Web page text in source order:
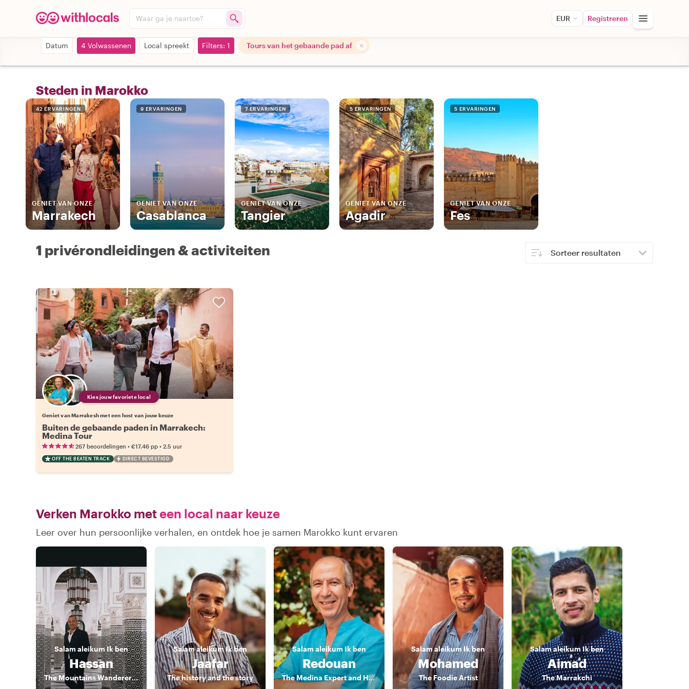
Waar ga je naartoe? EUR Registreren
Datum 4 Volwassenen Local spreekt Filters: 1 Tours van het gebaande pad af
Steden in Marokko
42 ERVARINGEN
GENIET VAN ONZE
Marrakech
9 ERVARINGEN
GENIET VAN ONZE
Casablanca
7 ERVARINGEN
GENIET VAN ONZE
Tangier
5 ERVARINGEN
GENIET VAN ONZE
Agadir
5 ERVARINGEN
GENIET VAN ONZE
Fes
1 privérondleidingen & activiteiten Sorteer resultaten
Kies jouw favoriete local
Geniet van Marrakesh met een host van jouw keuze
Buiten de gebaande paden in Marrakech:
Medina Tour
267 beoordelingen • €17.46 pp • 2.5 uur
OFF THE BEATEN TRACK DIRECT BEVESTIGD
Verken Marokko meteen local naar keuze
Leer over hun persoonlijke verhalen, en ontdek hoe je samen Marokko kunt ervaren
Salam aleikumIk ben
Hassan
The Mountains Wanderer & Marrakech market secret places
Salam aleikumIk ben
Jaafar
The history and the story
Salam aleikum Ik ben
Redouan
The Medina Expert and Historian
Salam aleikum Ik ben
Mohamed
The Foodie Artist
Salam aleikumIk ben
Aimad
The Marrakchi